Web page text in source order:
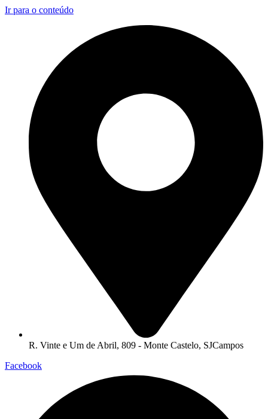
Ir para o conteúdo
R. Vinte e Um de Abril, 809 - Monte Castelo, SJCampos
Facebook